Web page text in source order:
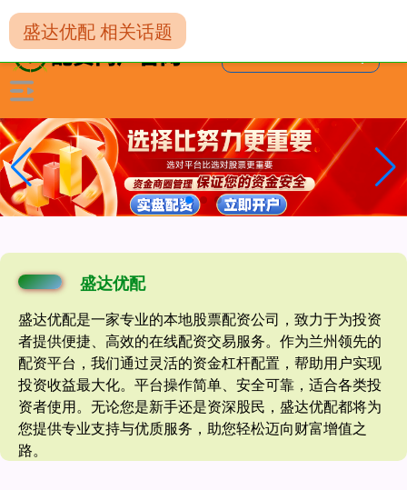
-->
盛达优配
盛达优配是一家专业的本地股票配资公司，致力于为投资
者提供便捷、高效的在线配资交易服务。作为兰州领先的
配资平台，我们通过灵活的资金杠杆配置，帮助用户实现
投资收益最大化。平台操作简单、安全可靠，适合各类投
资者使用。无论您是新手还是资深股民，盛达优配都将为
您提供专业支持与优质服务，助您轻松迈向财富增值之
路。
盛达优配 相关话题